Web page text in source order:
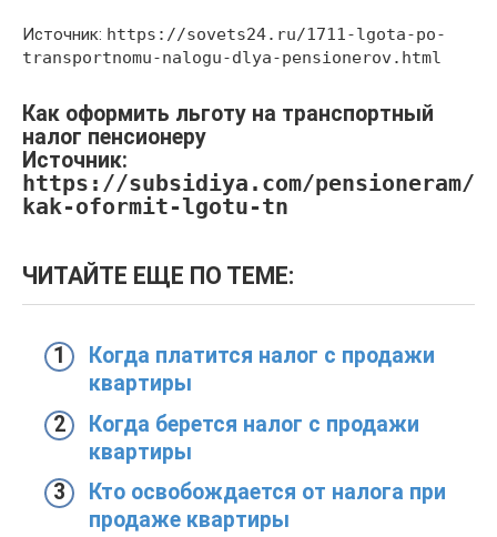
Источник: https://sovets24.ru/1711-lgota-po-
transportnomu-nalogu-dlya-pensionerov.html
Как оформить льготу на транспортный
налог пенсионеру
Источник:
https://subsidiya.com/pensioneram/
kak-oformit-lgotu-tn
ЧИТАЙТЕ ЕЩЕ ПО ТЕМЕ:
Когда платится налог с продажи
квартиры
Когда берется налог с продажи
квартиры
Кто освобождается от налога при
продаже квартиры